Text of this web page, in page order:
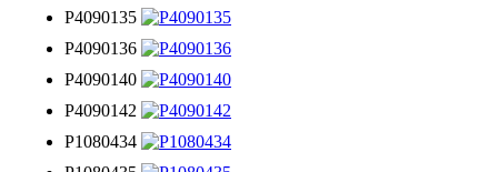
P4090135
P4090136
P4090140
P4090142
P1080434